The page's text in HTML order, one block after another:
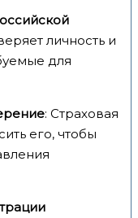
личность и
для
: Страховая
его, чтобы